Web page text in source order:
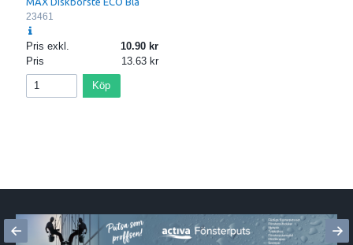
23461
Pris exkl.
10.90
Pris
13.63
Köp